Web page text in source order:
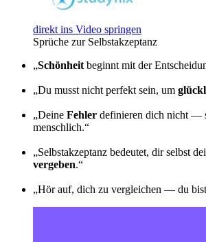
direkt ins Video springen
Sprüche zur Selbstakzeptanz
„Schönheit beginnt mit der
„Du musst nicht perfekt sein, um
„Deine Fehler definieren dich nicht —
menschlich.“
„Selbstakzeptanz bedeutet, dir selbst
vergeben.“
„Hör auf, dich zu vergleichen — du bist